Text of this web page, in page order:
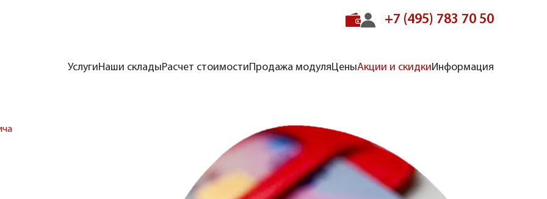
+7 (495) 783 70 50
УслугиНаши складыРасчет стоимостиПродажа модуляЦеныАкции и скидкиИнформация